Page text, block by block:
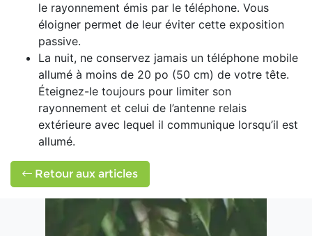
le rayonnement émis par le téléphone. Vous
éloigner permet de leur éviter cette exposition
passive.
La nuit, ne conservez jamais un téléphone mobile
allumé à moins de 20 po (50 cm) de votre tête.
Éteignez-le toujours pour limiter son
rayonnement et celui de l’antenne relais
extérieure avec lequel il communique lorsqu’il est
allumé.
Retour aux articles